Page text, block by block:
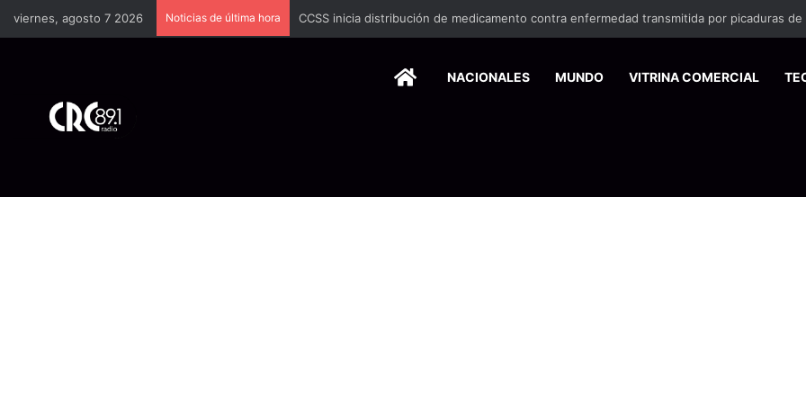
viernes, agosto 7 2026 Noticias de última hora Brote de rabia bovina en la zona sur reactiva la alerta por mordeduras de murciélagos
HOMENACIONALES MUNDO VITRINA COMERCIAL